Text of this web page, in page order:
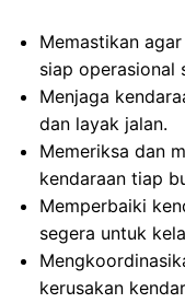
Memastikan
siap operasional
Menjaga
dan layak jalan.
Memeriksa dan
kendaraan tiap
Memperbaiki
segera untuk
kerusakan